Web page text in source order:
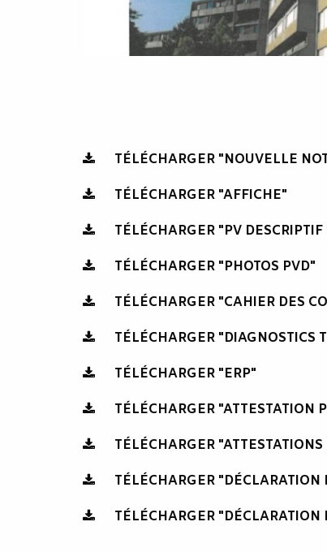
TÉLÉCHARGER "NOUVELLE
TÉLÉCHARGER "AFFICHE"
TÉLÉCHARGER "PV DESCRIPTIF
TÉLÉCHARGER "PHOTOS PVD"
TÉLÉCHARGER "CAHIER DES
TÉLÉCHARGER "DIAGNOSTICS
TÉLÉCHARGER "ERP"
TÉLÉCHARGER "ATTESTATION
TÉLÉCHARGER
TÉLÉCHARGER
TÉLÉCHARGER